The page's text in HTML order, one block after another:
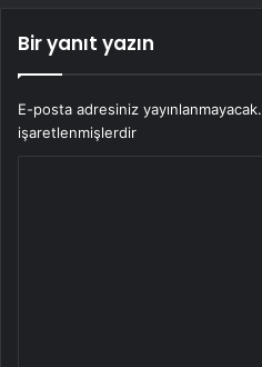
Bir yanıt yazın
E-posta adresiniz yayınlanmayacak.
işaretlenmişlerdir